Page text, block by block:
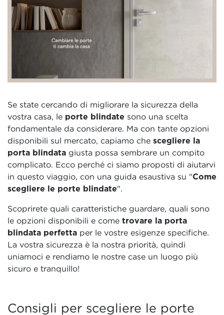
Se state cercando di migliorare la sicurezza della
vostra casa, le porte blindate sono una scelta
fondamentale da considerare. Ma con tante opzioni
disponibili sul mercato, capiamo che scegliere la
porta blindata giusta possa sembrare un compito
complicato. Ecco perché ci siamo proposti di aiutarvi
in questo viaggio, con una guida esaustiva su "Come
scegliere le porte blindate".
Scoprirete quali caratteristiche guardare, quali sono
le opzioni disponibili e come trovare la porta
blindata perfetta per le vostre esigenze specifiche.
La vostra sicurezza è la nostra priorità, quindi
uniamoci e rendiamo le nostre case un luogo più
sicuro e tranquillo!
Consigli per scegliere le porte